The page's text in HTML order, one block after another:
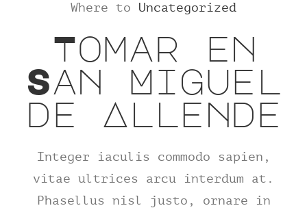
Past Events
Archive
About
Where to Uncategorized
Tomar en
San Miguel
de Allende
Integer iaculis commodo sapien,
vitae ultrices arcu interdum at.
Phasellus nisl justo, ornare in